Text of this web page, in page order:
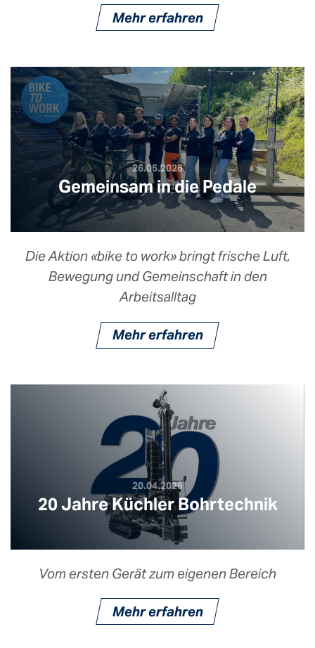
Mehr erfahren
26.05.2026
Gemeinsam in die Pedale
Die Aktion «bike to work» bringt frische Luft,
Bewegung und Gemeinschaft in den
Arbeitsalltag
Mehr erfahren
20.04.2026
20 Jahre Küchler Bohrtechnik
Vom ersten Gerät zum eigenen Bereich
Mehr erfahren